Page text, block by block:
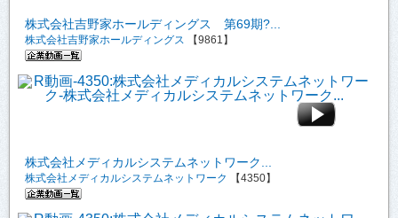
株式会社吉野家ホールディングス 第69期?...
株式会社吉野家ホールディングス 【9861】
株式会社メディカルシステムネットワーク...
株式会社メディカルシステムネットワーク 【4350】